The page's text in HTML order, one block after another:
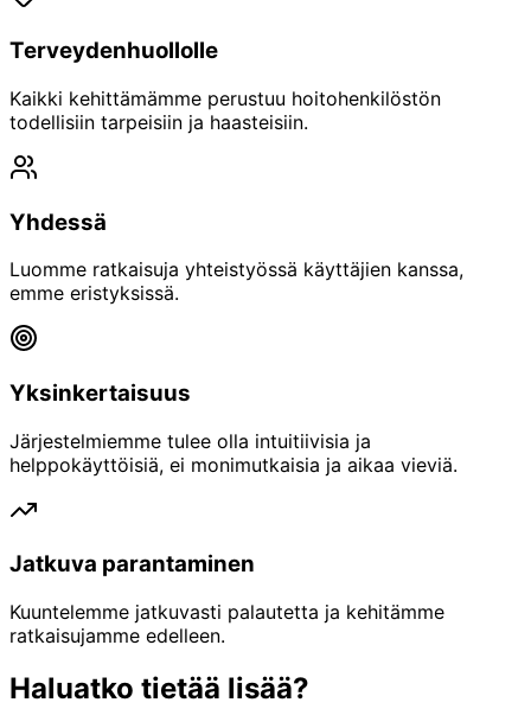
Terveydenhuollolle
Kaikki kehittämämme perustuu hoitohenkilöstön
todellisiin tarpeisiin ja haasteisiin.
Yhdessä
Luomme ratkaisuja yhteistyössä käyttäjien kanssa,
emme eristyksissä.
Yksinkertaisuus
Järjestelmiemme tulee olla intuitiivisia ja
helppokäyttöisiä, ei monimutkaisia ja aikaa vieviä.
Jatkuva parantaminen
Kuuntelemme jatkuvasti palautetta ja kehitämme
ratkaisujamme edelleen.
Haluatko tietää lisää?